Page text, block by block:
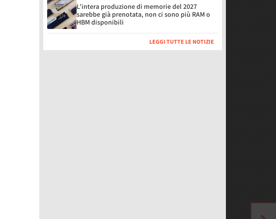
L'intera produzione di memorie del 2027
sarebbe già prenotata, non ci sono più RAM o
HBM disponibili
LEGGI TUTTE LE NOTIZIE